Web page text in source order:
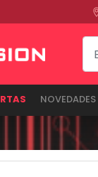
NOVEDADES